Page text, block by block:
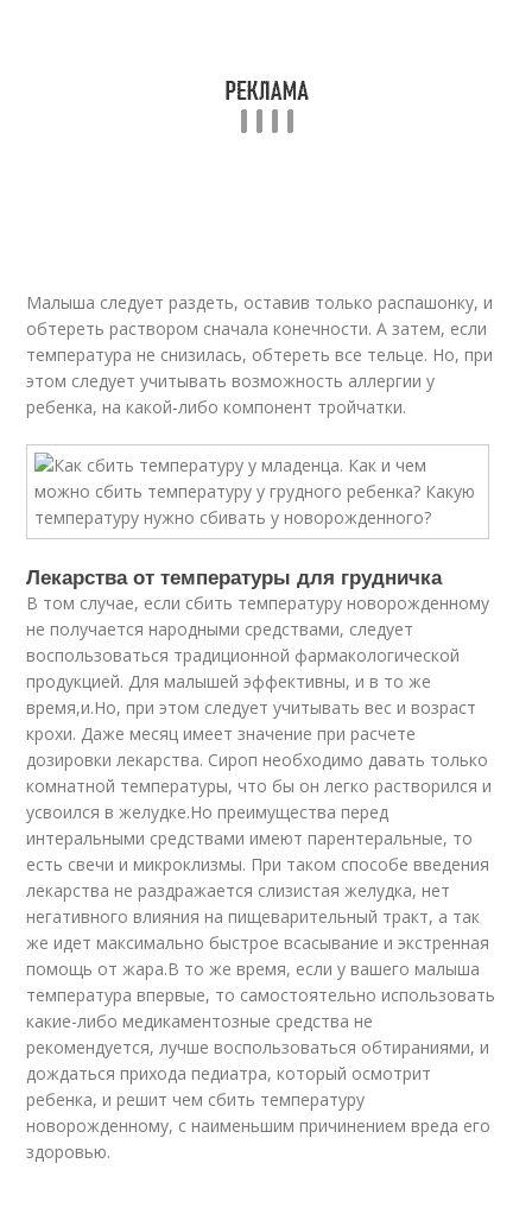
Малыша следует раздеть, оставив только распашонку, и
обтереть раствором сначала конечности. А затем, если
температура не снизилась, обтереть все тельце. Но, при
этом следует учитывать возможность аллергии у
ребенка, на какой-либо компонент тройчатки.
Лекарства от температуры для грудничка
В том случае, если сбить температуру новорожденному
не получается народными средствами, следует
воспользоваться традиционной фармакологической
продукцией. Для малышей эффективны, и в то же
время,и.Но, при этом следует учитывать вес и возраст
крохи. Даже месяц имеет значение при расчете
дозировки лекарства. Сироп необходимо давать только
комнатной температуры, что бы он легко растворился и
усвоился в желудке.Но преимущества перед
интеральными средствами имеют парентеральные, то
есть свечи и микроклизмы. При таком способе введения
лекарства не раздражается слизистая желудка, нет
негативного влияния на пищеварительный тракт, а так
же идет максимально быстрое всасывание и экстренная
помощь от жара.В то же время, если у вашего малыша
температура впервые, то самостоятельно использовать
какие-либо медикаментозные средства не
рекомендуется, лучше воспользоваться обтираниями, и
дождаться прихода педиатра, который осмотрит
ребенка, и решит чем сбить температуру
новорожденному, с наименьшим причинением вреда его
здоровью.